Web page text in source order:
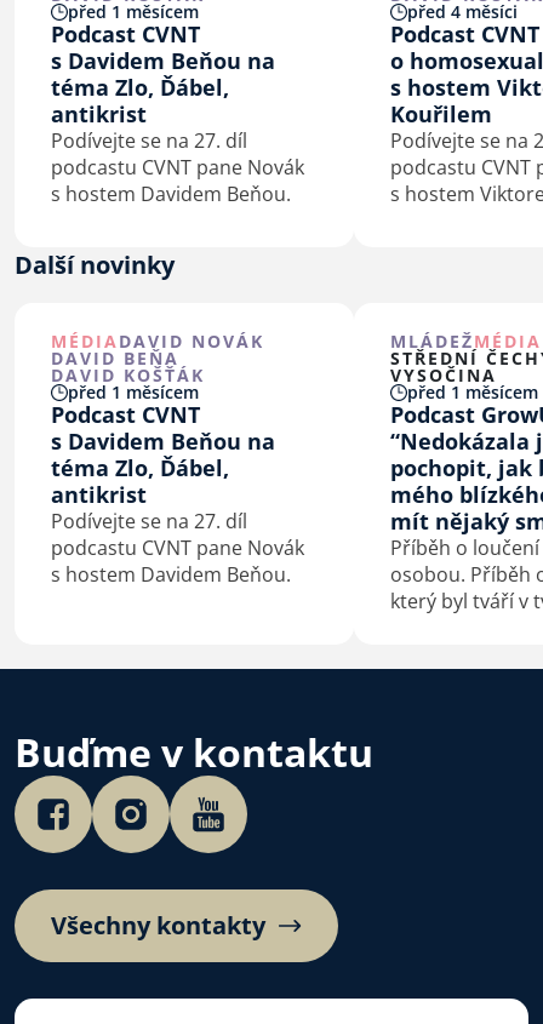
před 1 měsícem
Podcast CVNT
s Davidem Beňou na
téma Zlo, Ďábel,
antikrist
Podívejte se na 27. díl
podcastu CVNT pane Novák
s hostem Davidem Beňou.
před 4 měsíci
Podcast CVNT
o
s hostem
Kouřilem
Podívejte se na
podcastu CVNT
s hostem
Další novinky
MÉDIA DAVID NOVÁK
DAVID BEŇA
DAVID KOŠŤÁK
před 1 měsícem
Podcast CVNT
s Davidem Beňou na
téma Zlo, Ďábel,
antikrist
Podívejte se na 27. díl
podcastu CVNT pane Novák
s hostem Davidem Beňou.
MLÁDEŽMÉDIA
STŘEDNÍ
VYSOČINA
před 1 měsícem
Podcast
“Nedokázala
pochopit, jak
mého
mít nějaký
Příběh o
osobou. Příběh
který byl tváří v
Buďme v kontaktu
Všechny kontakty